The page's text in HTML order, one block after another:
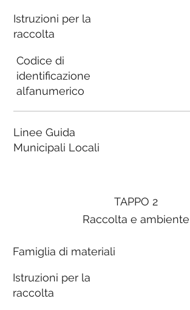
Istruzioni per la
raccolta
Codice di
identificazione
alfanumerico
Linee Guida
Municipali Locali
TAPPO 2
Raccolta e ambiente
Famiglia di materiali
Istruzioni per la
raccolta